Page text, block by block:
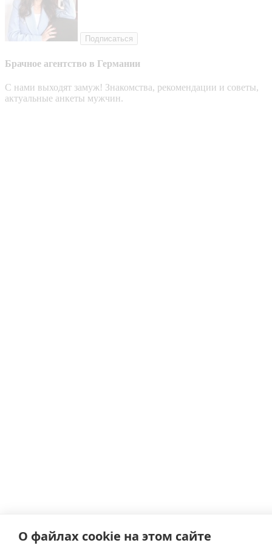
О файлах cookie на этом сайте
Подписаться
Брачное агентство в Германии
С нами выходят замуж! Знакомства, рекомендации и советы,
актуальные анкеты мужчин.